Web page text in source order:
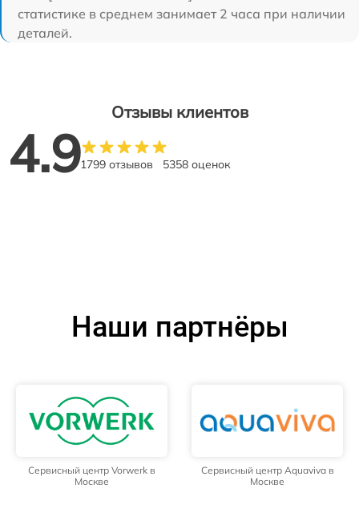
статистике в среднем занимает 2 часа при наличии
деталей.
Отзывы клиентов
4.91799 отзывов 5358 оценок
Наши партнёры
Сервисный центр Vorwerk в
Москве
Сервисный центр Aquaviva в
Москве